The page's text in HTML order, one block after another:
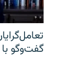
گفت‌وگو